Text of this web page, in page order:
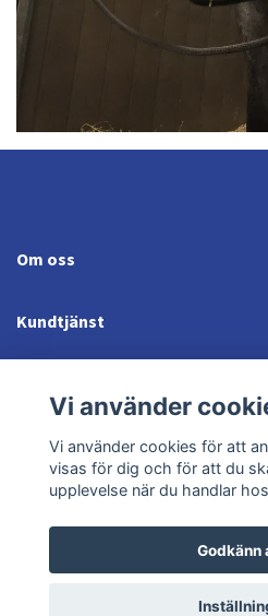
Om oss
Kundtjänst
Sociala medier
© 2026 Jonröds Equishop
Vi använder
Vi använder cookies för att
visas för dig och för att du
upplevelse när du handlar
Godkänn